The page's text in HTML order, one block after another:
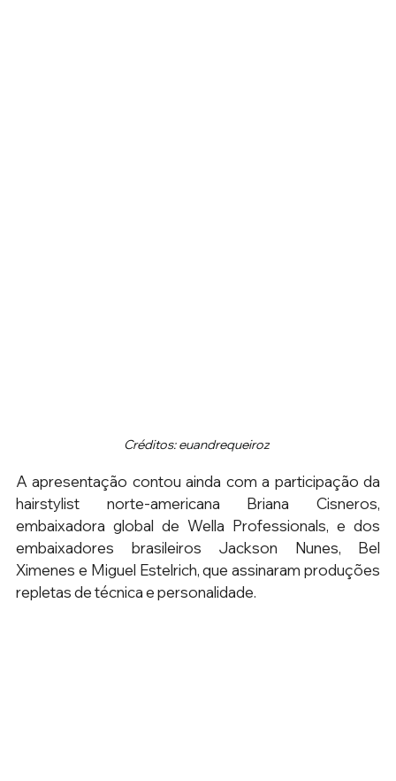
Créditos: euandrequeiroz
A apresentação contou ainda com a participação da
hairstylist norte-americana Briana Cisneros,
embaixadora global de Wella Professionals, e dos
embaixadores brasileiros Jackson Nunes, Bel
Ximenes e Miguel Estelrich, que assinaram produções
repletas de técnica e personalidade.